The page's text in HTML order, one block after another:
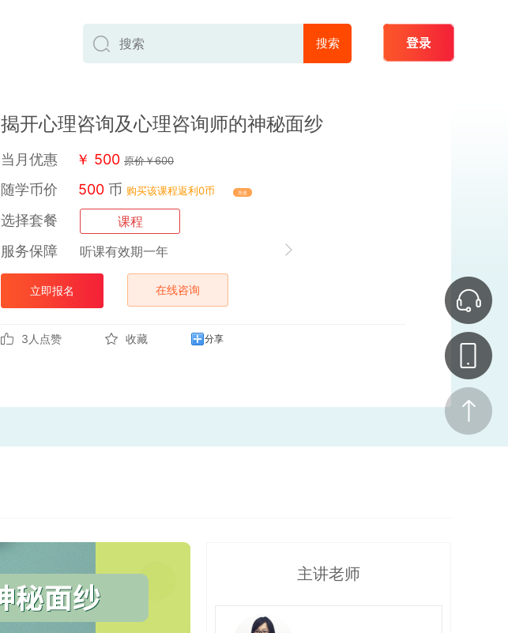
搜索
揭开心理咨询及心理咨询师的神秘面纱
当月优惠 ￥ 500 原价￥600
随学币价 500 币 购买该课程返利0币 充值
选择套餐 课程
服务保障 听课有效期一年
立即报名 在线咨询
3 人点赞 收藏 分享
主讲老师